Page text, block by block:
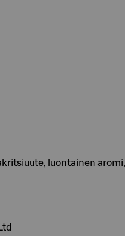
luontainen